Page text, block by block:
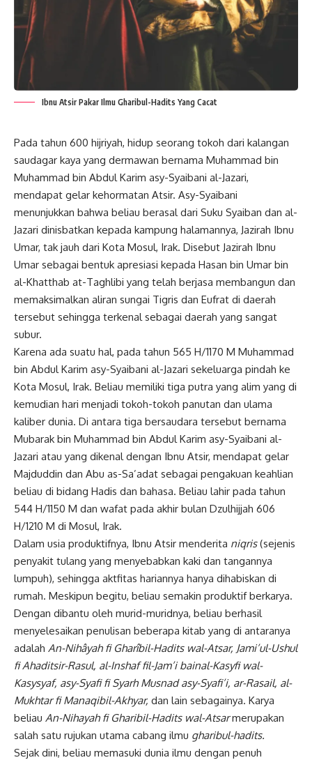
Ibnu Atsir Pakar Ilmu Gharibul-Hadits Yang Cacat
Pada tahun 600 hijriyah, hidup seorang tokoh dari kalangan
saudagar kaya yang dermawan bernama Muhammad bin
Muhammad bin Abdul Karim asy-Syaibani al-Jazari,
mendapat gelar kehormatan Atsir. Asy-Syaibani
menunjukkan bahwa beliau berasal dari Suku Syaiban dan al-
Jazari dinisbatkan kepada kampung halamannya, Jazirah Ibnu
Umar, tak jauh dari Kota Mosul, Irak. Disebut Jazirah Ibnu
Umar sebagai bentuk apresiasi kepada Hasan bin Umar bin
al-Khatthab at-Taghlibi yang telah berjasa membangun dan
memaksimalkan aliran sungai Tigris dan Eufrat di daerah
tersebut sehingga terkenal sebagai daerah yang sangat
subur.
Karena ada suatu hal, pada tahun 565 H/1170 M Muhammad
bin Abdul Karim asy-Syaibani al-Jazari sekeluarga pindah ke
Kota Mosul, Irak. Beliau memiliki tiga putra yang alim yang di
kemudian hari menjadi tokoh-tokoh panutan dan ulama
kaliber dunia. Di antara tiga bersaudara tersebut bernama
Mubarak bin Muhammad bin Abdul Karim asy-Syaibani al-
Jazari atau yang dikenal dengan Ibnu Atsir, mendapat gelar
Majduddin dan Abu as-Sa’adat sebagai pengakuan keahlian
beliau di bidang Hadis dan bahasa. Beliau lahir pada tahun
544 H/1150 M dan wafat pada akhir bulan Dzulhijjah 606
H/1210 M di Mosul, Irak.
Dalam usia produktifnya, Ibnu Atsir menderita niqris(sejenis
penyakit tulang yang menyebabkan kaki dan tangannya
lumpuh), sehingga aktfitas hariannya hanya dihabiskan di
rumah. Meskipun begitu, beliau semakin produktif berkarya.
Dengan dibantu oleh murid-muridnya, beliau berhasil
menyelesaikan penulisan beberapa kitab yang di antaranya
adalah An-Nihâyah fi Gharîbil-Hadits wal-Atsar, Jami’ul-Ushul
fi Ahaditsir-Rasul, al-Inshaf fil-Jam’i bainal-Kasyfi wal-
Kasysyaf, asy-Syafi fi Syarh Musnad asy-Syafi’i, ar-Rasail, al-
Mukhtar fi Manaqibil-Akhyar, dan lain sebagainya. Karya
beliau An-Nihayah fi Gharibil-Hadits wal-Atsarmerupakan
salah satu rujukan utama cabang ilmu gharibul-hadits.
Sejak dini, beliau memasuki dunia ilmu dengan penuh